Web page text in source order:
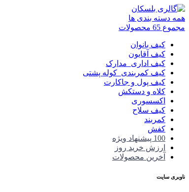
همه دسته بندی ها
مجموع 65 محصولات
کیف بانوان
کیف آقایون
کیف اداری_مدارک
کیف کمربندی_کوله پشتی
کیف پول و جاکارت
کلاه و دستکش
اکسسوری
کیف سلاح
کمربند
کفش
100 پیشنهاد ویژه
ارزش خرید روز
آخرین محصولات
ناوبری سایت